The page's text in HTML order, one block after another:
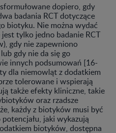
dopiero, gdy
badania RCT dotyczące
biotyku. Nie można wydać
tylko jedno badanie RCT
gdy nie zapewniono
gdy nie da się go
innych podsumowań [16-
dla niemowląt z dodatkiem
tolerowane i wspierają
także efekty kliniczne, takie
oraz rzadsze
każdy z biotyków musi być
jaki wykazują
biotyków, dostępna